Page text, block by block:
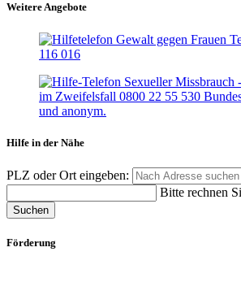
Weitere Angebote
Hilfe in der Nähe
PLZ oder Ort eingeben:
Bitte rechnen
Suchen
Förderung